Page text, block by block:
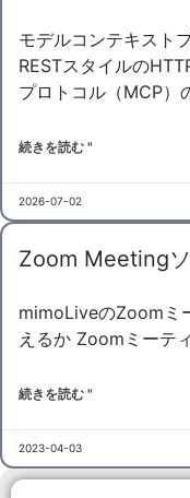
モデルコンテキスト
RESTスタイルの
プロトコル（MCP）
続きを読む "
2026-07-02
Zoom Meeting
mimoLiveのZoomミ
えるか Zoomミーテ
続きを読む "
2023-04-03